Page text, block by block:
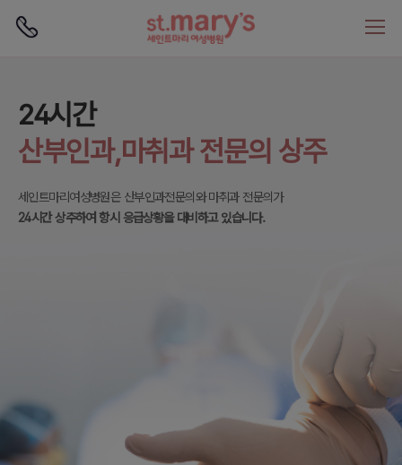
보건복지부 지정
산부인과전문병원
세인트마리여성병원은 보건복지부로부터
지정받은 산부인과전문병원, 인증의료기관입니다.
24시간
산부인과,마취과 전문의 상주
세인트마리여성병원은 산부인과전문의와 마취과 전문의가
24시간 상주하여 항시 응급상황을 대비하고 있습니다.
난임부부를 위한
전문 난임클리닉
세인트마리여성병원은 보건복지부가 지정한
배아생성의료기관, 난임시술의료기관, 인공수정시술 지정기관입니다.